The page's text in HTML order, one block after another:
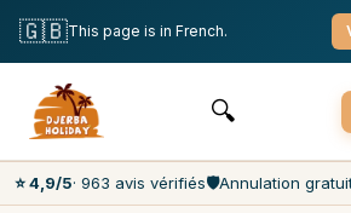
Bezplatné zrušení
Zákaznický servis 7 dní v týdnu
🔍
⭐ 4,9/5· 963 avis vérifiés🛡️Annulation
🇬🇧This page is in French.